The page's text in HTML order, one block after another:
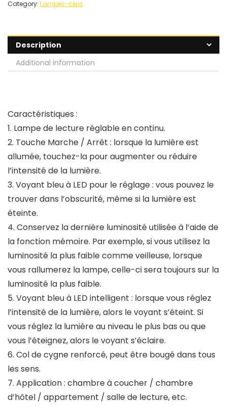
Category: Lampes-clips
Description
Additional information
Caractéristiques :
1. Lampe de lecture réglable en continu.
2. Touche Marche / Arrêt : lorsque la lumière est
allumée, touchez-la pour augmenter ou réduire
l’intensité de la lumière.
3. Voyant bleu à LED pour le réglage : vous pouvez le
trouver dans l’obscurité, même si la lumière est
éteinte.
4. Conservez la dernière luminosité utilisée à l’aide de
la fonction mémoire. Par exemple, si vous utilisez la
luminosité la plus faible comme veilleuse, lorsque
vous rallumerez la lampe, celle-ci sera toujours sur la
luminosité la plus faible.
5. Voyant bleu à LED intelligent : lorsque vous réglez
l’intensité de la lumière, alors le voyant s’éteint. Si
vous réglez la lumière au niveau le plus bas ou que
vous l’éteignez, alors le voyant s’éclaire.
6. Col de cygne renforcé, peut être bougé dans tous
les sens.
7. Application : chambre à coucher / chambre
d’hôtel / appartement / salle de lecture, etc.